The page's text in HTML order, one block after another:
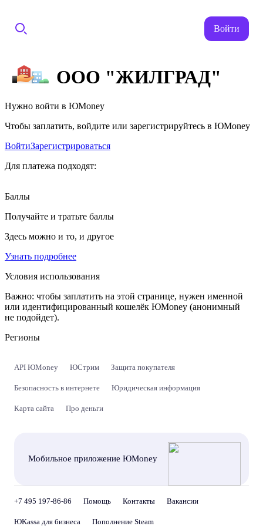
Войти
ООО "ЖИЛГРАД"
Нужно войти в ЮMoney
Чтобы заплатить, войдите или зарегистрируйтесь в ЮMoney
ВойтиЗарегистрироваться
Для платежа подходят:
Баллы
Получайте и тратьте баллы
Здесь можно и то, и другое
Узнать подробнее
Условия использования
Важно: чтобы заплатить на этой странице, нужен именной
или идентифицированный кошелёк ЮMoney (анонимный
не подойдет).
Регионы
API ЮMoney ЮСтрим Защита покупателя
Безопасность в интернете Юридическая информация
Карта сайта Про деньги
Мобильное приложение ЮMoney
+7 495 197-86-86 Помощь Контакты Вакансии
ЮKassa для бизнеса Пополнение Steam